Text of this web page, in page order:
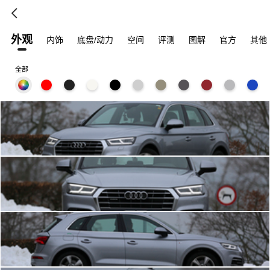
外观 内饰 底盘/动力 空间 评测 图解 官方 其他
全部